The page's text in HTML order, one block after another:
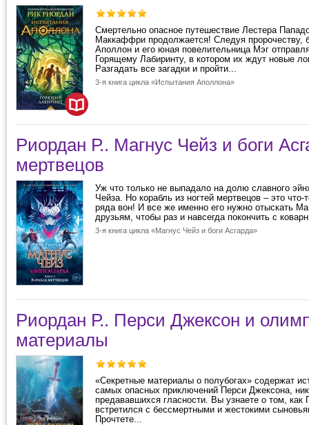
Смертельно опасное путешествие Лестера
Маккаффри продолжается! Следуя пророчеству,
Аполлон и его юная повелительница Мэг
Горящему Лабиринту, в котором их ждут новые
Разгадать все загадки и пройти...
3-я книга цикла «Испытания Аполлона»
Риордан Р.. Магнус Чейз и боги
мертвецов
Уж что только не выпадало на долю славного
Чейза. Но корабль из ногтей мертвецов – это что-
ряда вон! И все же именно его нужно отыскать
друзьям, чтобы раз и навсегда покончить с
3-я книга цикла «Магнус Чейз и боги Асгарда»
Риордан Р.. Перси Джексон и
материалы
«Секретные материалы о полубогах» содержат
самых опасных приключений Перси Джексона,
предававшихся гласности. Вы узнаете о том, как
встретился с бессмертными и жестокими
Прочтете...